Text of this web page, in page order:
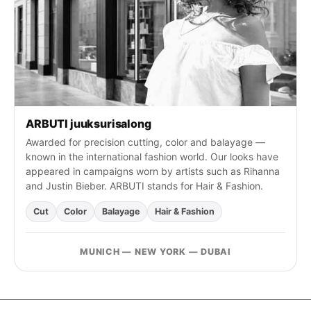
ARBUTI juuksurisalong
Awarded for precision cutting, color and balayage —
known in the international fashion world. Our looks have
appeared in campaigns worn by artists such as Rihanna
and Justin Bieber. ARBUTI stands for Hair & Fashion.
Cut Color Balayage Hair & Fashion
MUNICH — NEW YORK — DUBAI